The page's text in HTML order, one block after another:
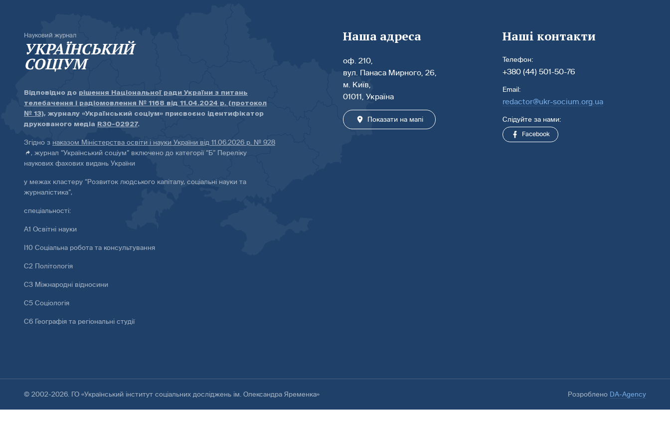
Науковий журнал
УКРАЇНСЬКИЙ
СОЦІУМ
Відповідно до рішення Національної ради України з питань
телебачення і радіомовлення № 1168 від 11.04.2024 р. (протокол
№ 13), журналу «Український соціум» присвоєно ідентифікатор
друкованого медіа R30-02927.
Згідно з наказом Міністерства освіти і науки України від 11.06.2026 р. № 928
, журнал “Український соціум” включено до категорії “Б” Переліку
наукових фахових видань України
у межах кластеру “Розвиток людського капіталу, соціальні науки та
журналістика”,
спеціальності:
А1 Освітні науки
І10 Соціальна робота та консультування
С2 Політологія
С3 Міжнародні відносини
С5 Соціологія
С6 Географія та регіональні студії
Наша адреса
оф. 210,
вул. Панаса Мирного, 26,
м. Київ,
01011, Україна
Показати на мапі
Наші контакти
Телефон:
+380 (44) 501-50-76
Email:
redactor@ukr-socium.org.ua
Слідуйте за нами:
Facebook
© 2002-2026. ГО «Український інститут соціальних досліджень ім. Олександра Яременка» Розроблено DA-Agency